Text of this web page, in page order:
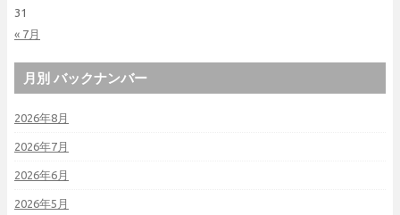
« 7月
31
月別 バックナンバー
2026年8月
2026年7月
2026年6月
2026年5月